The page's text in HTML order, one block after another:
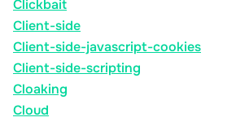
Clickbait
Client-side
Client-side-javascript-cookies
Client-side-scripting
Cloaking
Cloud